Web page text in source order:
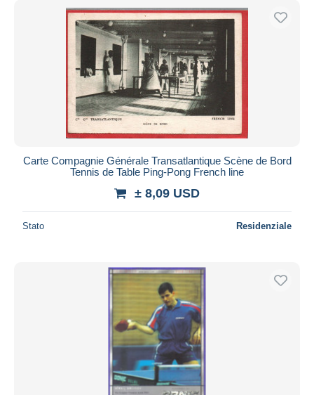
Aggiorna
Carte Compagnie Générale Transatlantique Scène de Bord
Tennis de Table Ping-Pong French line
± 8,09 USD
Stato Residenziale